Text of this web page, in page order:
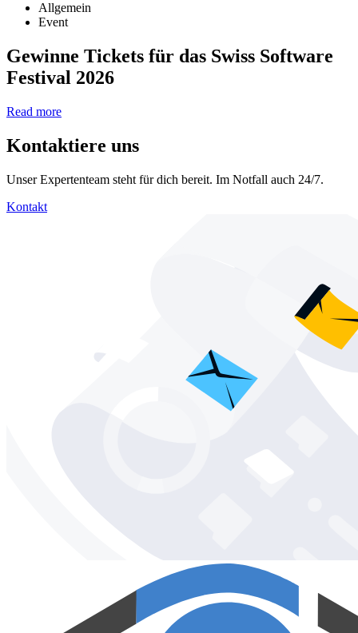
Allgemein
Event
Gewinne Tickets für das Swiss Software
Festival 2026
Read more
Kontaktiere uns
Unser Expertenteam steht für dich bereit. Im Notfall auch 24/7.
Kontakt